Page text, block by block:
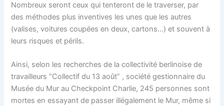
Nombreux seront ceux qui tenteront de le traverser, par
des méthodes plus inventives les unes que les autres
(valises, voitures coupées en deux, cartons…) et souvent à
leurs risques et périls.
Ainsi, selon les recherches de la collectivité berlinoise de
travailleurs “Collectif du 13 août” , société gestionnaire du
Musée du Mur au Checkpoint Charlie, 245 personnes sont
mortes en essayant de passer illégalement le Mur, même si